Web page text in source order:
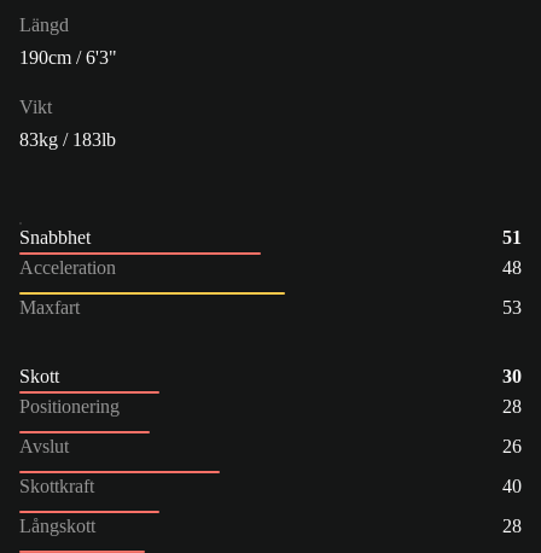
Längd
190cm / 6'3"
Vikt
83kg / 183lb
Snabbhet
51
Acceleration
48
Maxfart
53
Skott
30
Positionering
28
Avslut
26
Skottkraft
40
Långskott
28